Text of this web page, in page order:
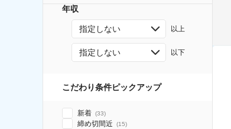
年収
指定しない 以上
指定しない 以下
こだわり条件ピックアップ
新着 (33)
締め切間近 (15)